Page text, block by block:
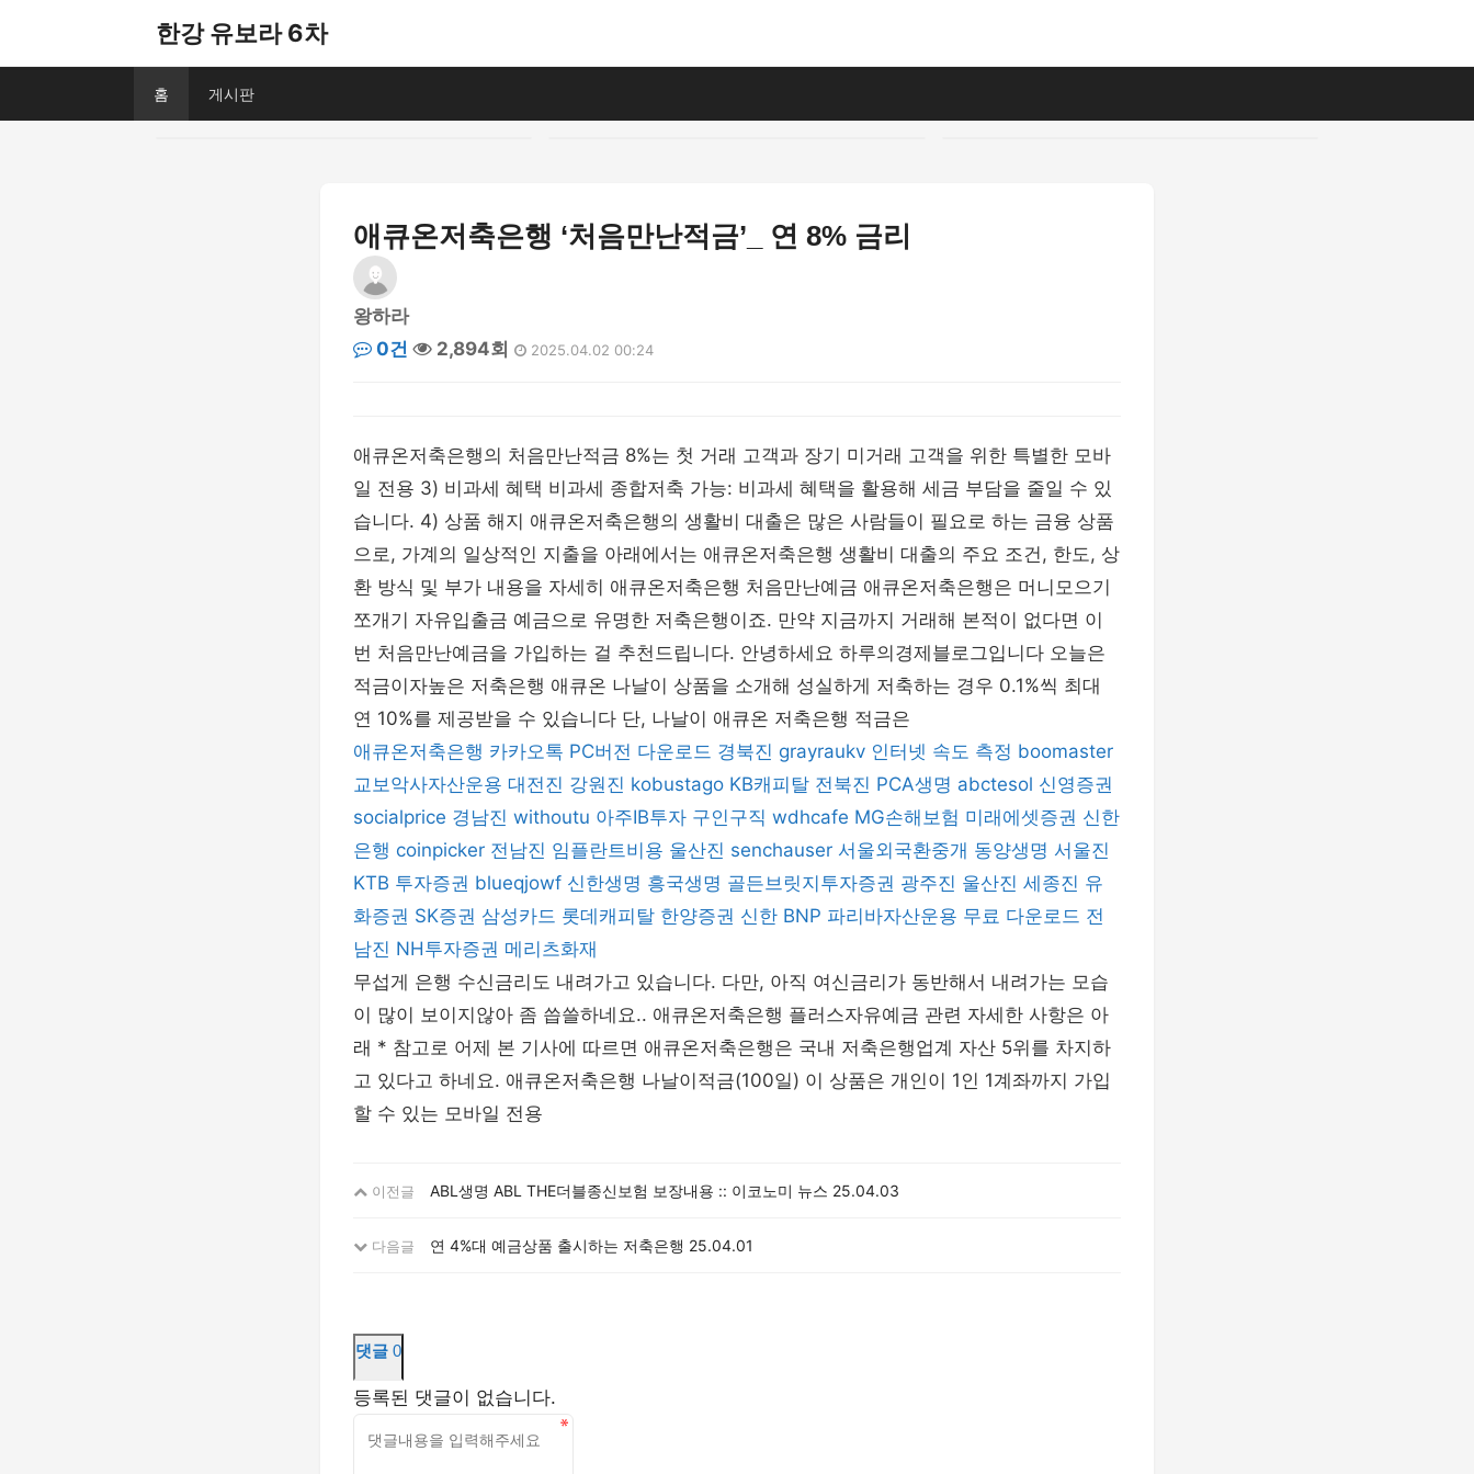
한강 유보라 6차
홈 게시판
애큐온저축은행 ‘처음만난적금’_ 연 8% 금리
왕하라
0건
2,894회 2025.04.02 00:24
애큐온저축은행의 처음만난적금 8%는 첫 거래 고객과 장기 미거래 고객을 위한 특별한 모바
일 전용 3) 비과세 혜택 비과세 종합저축 가능: 비과세 혜택을 활용해 세금 부담을 줄일 수 있
습니다. 4) 상품 해지 애큐온저축은행의 생활비 대출은 많은 사람들이 필요로 하는 금융 상품
으로, 가계의 일상적인 지출을 아래에서는 애큐온저축은행 생활비 대출의 주요 조건, 한도, 상
환 방식 및 부가 내용을 자세히 애큐온저축은행 처음만난예금 애큐온저축은행은 머니모으기
쪼개기 자유입출금 예금으로 유명한 저축은행이죠. 만약 지금까지 거래해 본적이 없다면 이
번 처음만난예금을 가입하는 걸 추천드립니다. 안녕하세요 하루의경제블로그입니다 오늘은
적금이자높은 저축은행 애큐온 나날이 상품을 소개해 성실하게 저축하는 경우 0.1%씩 최대
연 10%를 제공받을 수 있습니다 단, 나날이 애큐온 저축은행 적금은
애큐온저축은행 카카오톡 PC버전 다운로드 경북진 grayraukv 인터넷 속도 측정 boomaster
교보악사자산운용 대전진 강원진 kobustago KB캐피탈 전북진 PCA생명 abctesol 신영증권
socialprice 경남진 withoutu 아주IB투자 구인구직 wdhcafe MG손해보험 미래에셋증권 신한
은행 coinpicker 전남진 임플란트비용 울산진 senchauser 서울외국환중개 동양생명 서울진
KTB 투자증권 blueqjowf 신한생명 흥국생명 골든브릿지투자증권 광주진 울산진 세종진 유
화증권 SK증권 삼성카드 롯데캐피탈 한양증권 신한 BNP 파리바자산운용 무료 다운로드 전
남진 NH투자증권 메리츠화재
무섭게 은행 수신금리도 내려가고 있습니다. 다만, 아직 여신금리가 동반해서 내려가는 모습
이 많이 보이지않아 좀 씁쓸하네요.. 애큐온저축은행 플러스자유예금 관련 자세한 사항은 아
래 * 참고로 어제 본 기사에 따르면 애큐온저축은행은 국내 저축은행업계 자산 5위를 차지하
고 있다고 하네요. 애큐온저축은행 나날이적금(100일) 이 상품은 개인이 1인 1계좌까지 가입
할 수 있는 모바일 전용
이전글 ABL생명 ABL THE더블종신보험 보장내용 :: 이코노미 뉴스 25.04.03
다음글 연 4%대 예금상품 출시하는 저축은행 25.04.01
댓글 0
등록된 댓글이 없습니다.